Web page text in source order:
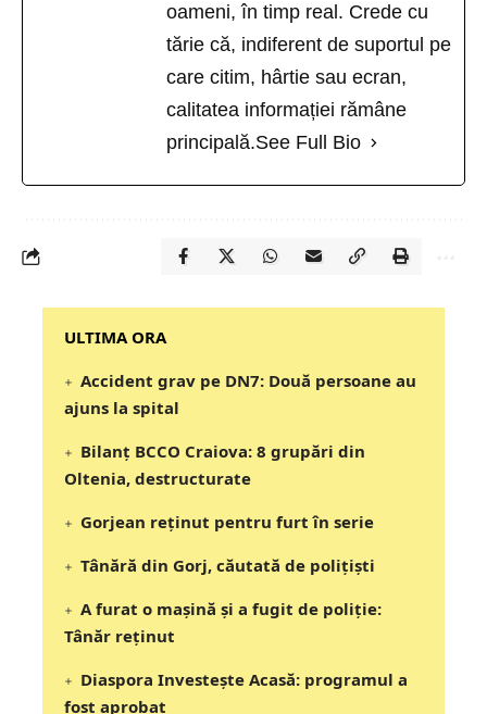
oameni, în timp real. Crede cu
tărie că, indiferent de suportul pe
care citim, hârtie sau ecran,
calitatea informației rămâne
principală.See Full Bio
‎‎‎‎‎‎‎ULTIMA ORA
Accident grav pe DN7: Două persoane au
ajuns la spital
Bilanț BCCO Craiova: 8 grupări din
Oltenia, destructurate
Gorjean reținut pentru furt în serie
Tânără din Gorj, căutată de polițiști
A furat o mașină și a fugit de poliție:
Tânăr reținut
Diaspora Investește Acasă: programul a
fost aprobat